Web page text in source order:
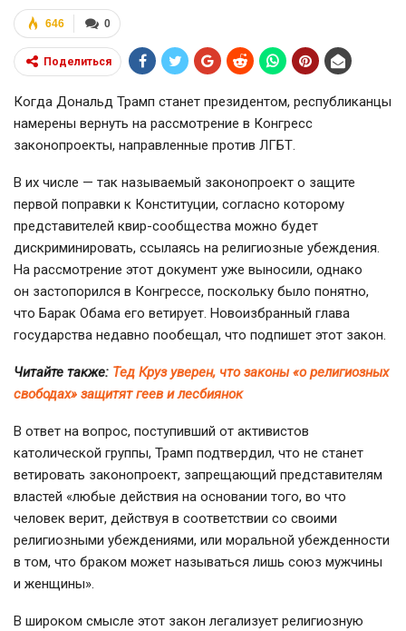
0
646
Поделиться
Когда Дональд Трамп станет президентом, республиканцы
намерены вернуть на рассмотрение в Конгресс
законопроекты, направленные против ЛГБТ.
В их числе — так называемый законопроект о защите
первой поправки к Конституции, согласно которому
представителей квир-сообщества можно будет
дискриминировать, ссылаясь на религиозные убеждения.
На рассмотрение этот документ уже выносили, однако
он застопорился в Конгрессе, поскольку было понятно,
что Барак Обама его ветирует. Новоизбранный глава
государства недавно пообещал, что подпишет этот закон.
Читайте также: Тед Круз уверен, что законы «о религиозных
свободах» защитят геев и лесбиянок
В ответ на вопрос, поступивший от активистов
католической группы, Трамп подтвердил, что не станет
ветировать законопроект, запрещающий представителям
властей «любые действия на основании того, во что
человек верит, действуя в соответствии со своими
религиозными убеждениями, или моральной убежденности
в том, что браком может называться лишь союз мужчины
и женщины».
В широком смысле этот закон легализует религиозную